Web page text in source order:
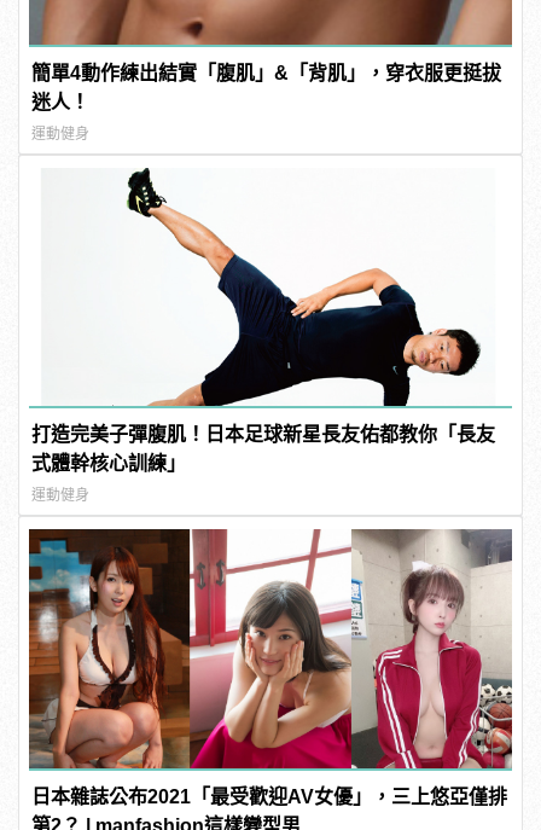
簡單4動作練出結實「腹肌」&「背肌」，穿衣服更挺拔
迷人！
運動健身
打造完美子彈腹肌！日本足球新星長友佑都教你「長友
式體幹核心訓練」
運動健身
日本雜誌公布2021「最受歡迎AV女優」，三上悠亞僅排
第2？ | manfashion這樣變型男